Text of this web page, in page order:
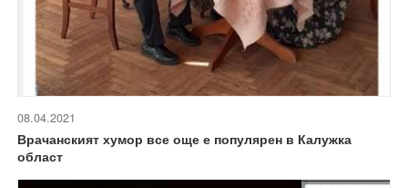
08.04.2021
Врачанският хумор все още е популярен в Калужка
област